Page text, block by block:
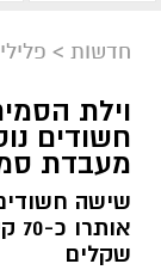
חדשות > פלילי
וילת
חשודים
מעבדת
שישה
שקלים